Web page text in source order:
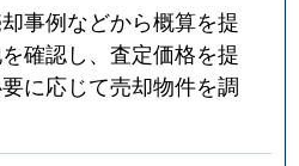
事例などから概算を提
確認し、査定価格を提
に応じて売却物件を調